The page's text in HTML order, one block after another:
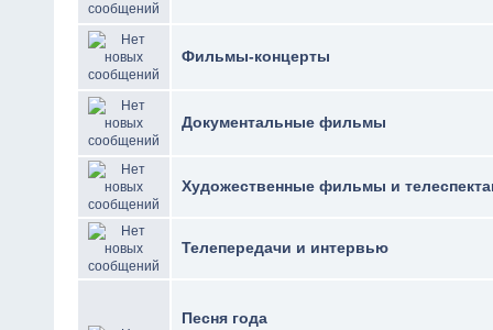
Фильмы-концерты
Документальные фильмы
Художественные фильмы и
Телепередачи и интервью
Песня года